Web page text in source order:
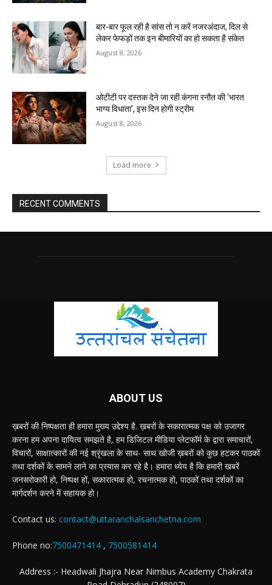
बार-बार फूल रही है सांस तो न करें नजरअंदाज, दिल से
लेकर फेफड़ों तक इन बीमारियों का हो सकता है संकेत
August 8, 2026
ओटीटी पर दस्तक देने जा रही कंगना रनौत की ‘भारत
भाग्य विधाता’, इस दिन होगी स्ट्रीम
August 8, 2026
Load more
RECENT COMMENTS
ABOUT US
ख़बरों की निष्पक्षता ही हमारा मुख्य उद्देश्य है. ख़बरों के सकारात्मक पक्ष को उजागर
करना हम अपना दायित्व समझते है, हम डिजिटल मीडिया प्लेटफॉर्म के द्वारा समाचारों,
विचारों, साक्षात्कारों की नई श्रृंखला के साथ- साथ खोजी ख़बरों को कुछ हटकर पाठकों
तथा दर्शकों के सामने लाने का प्रयास कर रहे है। हमारा ध्येय है कि हमारी खबरें
जनसरोकारी हो, निष्पक्ष हों, सकारात्मक हो, रचनात्मक हो, पाठकों तथा दर्शकों का
मार्गदर्शन करने में सहायक हो।
Contact us: contact@uttaranchalsanchetna.com
Phone no:7500471414 , 7500581414
Address :- Headwali Jhajra Near Nimbus Academy Chakrata